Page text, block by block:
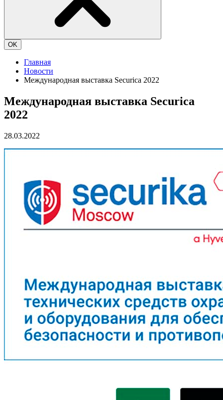
OK
Главная
Новости
Международная выставка Securica 2022
Международная выставка Securica
2022
28.03.2022